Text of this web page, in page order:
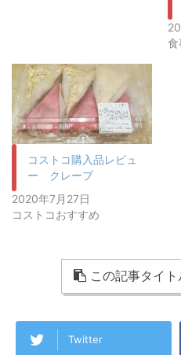
食
コストコ購入品レビュ
ー クレープ
2020年7月27日
コストコおすすめ
この記事タイ
Twitter